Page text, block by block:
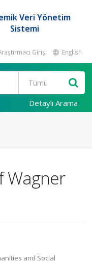
Veri Yönetim
Sistemi
Girişi English
Detaylı Arama
Wagner
and Social